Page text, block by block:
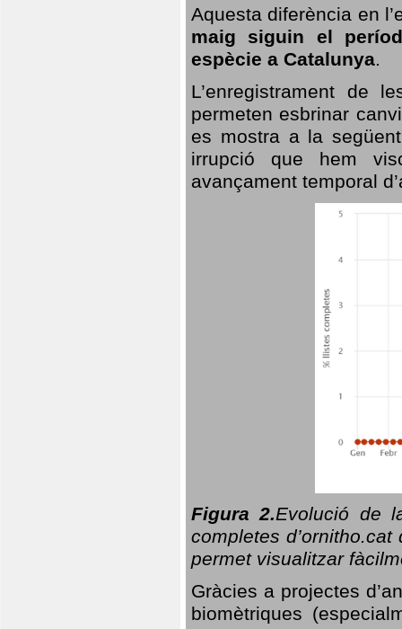
Aquesta diferència en
maig siguin el
espècie a Catalunya.
L’enregistrament de
permeten esbrinar
es mostra a la
irrupció que hem
avançament temporal
Figura 2.Evolució de
completes
permet visualitzar
Gràcies a projectes
biomètriques